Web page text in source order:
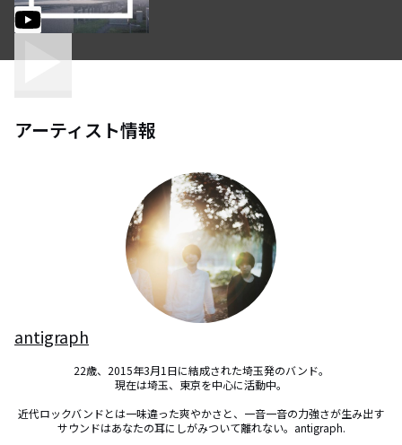
アーティスト情報
antigraph
22歳、2015年3月1日に結成された埼玉発のバンド。
現在は埼玉、東京を中心に活動中。
近代ロックバンドとは一味違った爽やかさと、一音一音の力強さが生み出す
サウンドはあ­なたの耳にしがみついて離れない。antigraph.